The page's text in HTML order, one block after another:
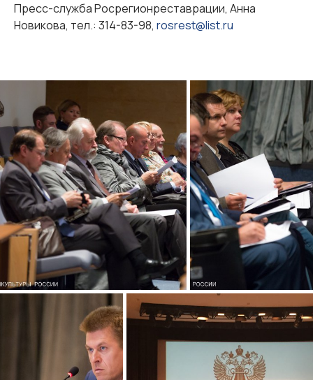
Пресс-служба Росрегионреставрации, Анна
Новикова, тел.: 314-83-98, rosrest@list.ru